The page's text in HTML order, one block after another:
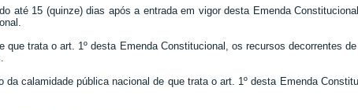
até 15 (quinze) dias após a entrada em vigor desta Emenda
trata o art. 1º desta Emenda Constitucional, os recursos decorrentes
calamidade pública nacional de que trata o art. 1º desta Emenda